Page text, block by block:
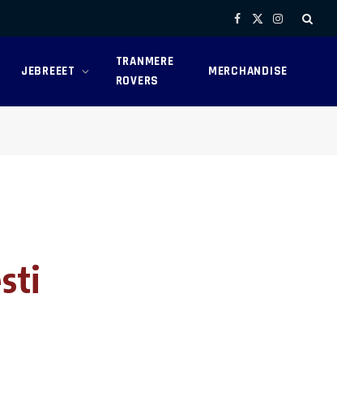
Facebook
X
Instagram
JEBREEET
TRANMERE
ROVERS
MERCHANDISE